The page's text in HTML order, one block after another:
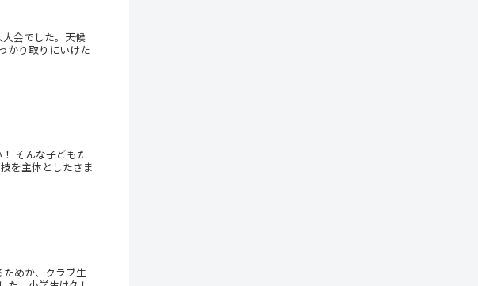
会でした。天候
かり取りにいけた
そんな子どもた
を主体としたさま
めか、クラブ生